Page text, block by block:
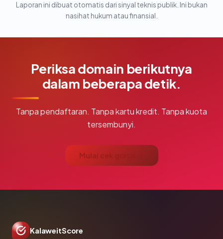
Laporan ini dibuat otomatis dari sinyal teknis publik. Ini bukan
nasihat hukum atau finansial.
Periksa domain berikutnya
dalam beberapa detik.
Tanpa pendaftaran. Tanpa kartu kredit. Tanpa kuota
tersembunyi.
Mulai cek gratis →
KalaweitScore